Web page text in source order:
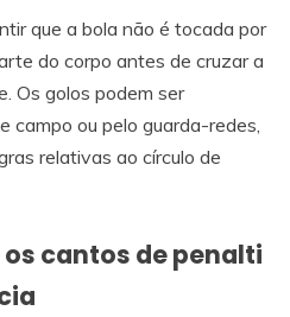
que a bola não é tocada por
do corpo antes de cruzar a
Os golos podem ser
campo ou pelo guarda-redes,
relativas ao círculo de
cantos de penalti